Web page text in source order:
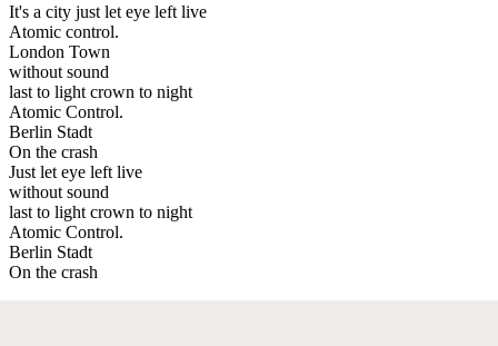
It's a city just let eye left live
Atomic control.
London Town
without sound
last to light crown to night
Atomic Control.
Berlin Stadt
On the crash
Just let eye left live
without sound
last to light crown to night
Atomic Control.
Berlin Stadt
On the crash